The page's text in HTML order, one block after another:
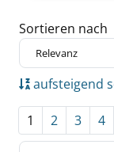
Zu den
Sortieren nach
aufsteigend
1 2 3 4